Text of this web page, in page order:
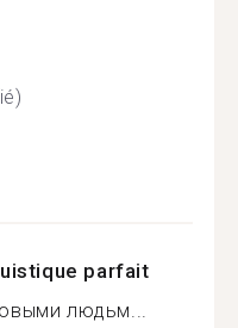
parfait
людьм...